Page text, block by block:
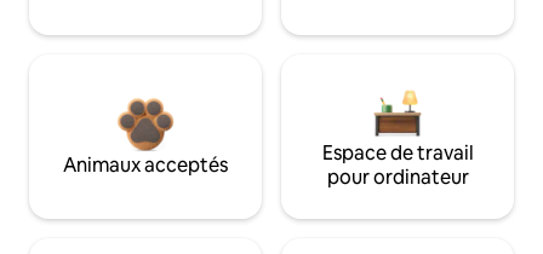
Animaux acceptés
Espace de travail
pour ordinateur